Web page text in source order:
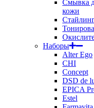
Смывка
кожи
Наборы
Alter Ego
CHI
Concept
DSD de
EPICA
Estel